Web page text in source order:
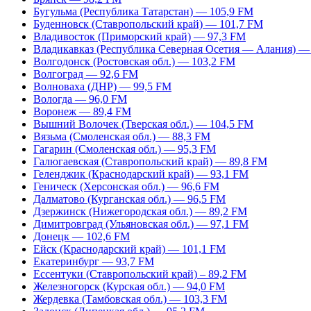
Бугульма (Республика Татарстан) — 105,9 FM
Буденновск (Ставропольский край) — 101,7 FM
Владивосток (Приморский край) — 97,3 FM
Владикавказ (Республика Северная Осетия — Алания)
Волгодонск (Ростовская обл.) — 103,2 FM
Волгоград — 92,6 FM
Волноваха (ДНР) — 99,5 FM
Вологда — 96,0 FM
Воронеж — 89,4 FM
Вышний Волочек (Тверская обл.) — 104,5 FM
Вязьма (Смоленская обл.) — 88,3 FM
Гагарин (Смоленская обл.) — 95,3 FM
Галюгаевская (Ставропольский край) — 89,8 FM
Геленджик (Краснодарский край) — 93,1 FM
Геническ (Херсонская обл.) — 96,6 FM
Далматово (Курганская обл.) — 96,5 FM
Дзержинск (Нижегородская обл.) — 89,2 FM
Димитровград (Ульяновская обл.) — 97,1 FM
Донецк — 102,6 FM
Ейск (Краснодарский край) — 101,1 FM
Екатеринбург — 93,7 FM
Ессентуки (Ставропольский край) – 89,2 FM
Железногорск (Курская обл.) — 94,0 FM
Жердевка (Тамбовская обл.) — 103,3 FM